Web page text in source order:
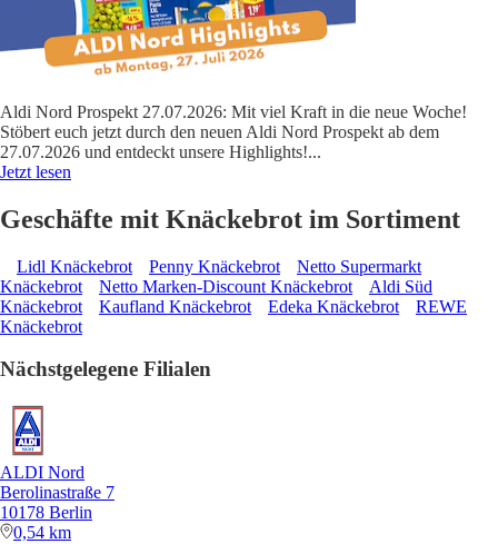
Aldi Nord Prospekt 27.07.2026: Mit viel Kraft in die neue Woche!
Stöbert euch jetzt durch den neuen Aldi Nord Prospekt ab dem
27.07.2026 und entdeckt unsere Highlights!...
Jetzt lesen
Geschäfte mit Knäckebrot im Sortiment
Lidl Knäckebrot Penny Knäckebrot
Netto Supermarkt
Knäckebrot
Netto Marken-Discount Knäckebrot
Aldi Süd
Knäckebrot
Kaufland Knäckebrot Edeka Knäckebrot
REWE
Knäckebrot
Nächstgelegene Filialen
ALDI Nord
Berolinastraße 7
10178 Berlin
0,54 km